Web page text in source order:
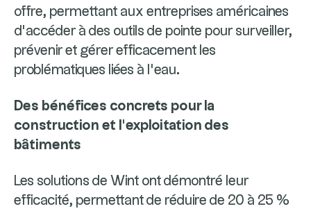
offre, permettant aux entreprises américaines
d’accéder à des outils de pointe pour surveiller,
prévenir et gérer efficacement les
problématiques liées à l’eau.
Des bénéfices concrets pour la
construction et l’exploitation des
bâtiments
Les solutions de Wint ont démontré leur
efficacité, permettant de réduire de 20 à 25 %